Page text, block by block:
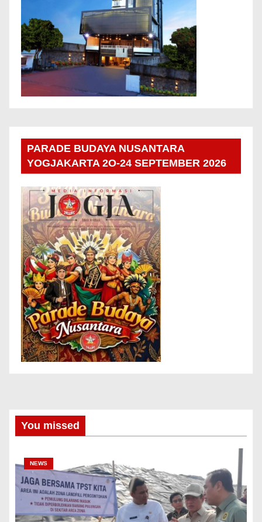
PARADE BUDAYA NUSANTARA
YOGJAKARTA 2O-24 SEPTEMBER 2026
You missed
NEWS